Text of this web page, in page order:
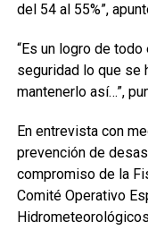
del 54 al 55%”,
“Es un logro de
seguridad lo que se
mantenerlo así…”,
En entrevista con
prevención de
compromiso de la
Comité Operativo